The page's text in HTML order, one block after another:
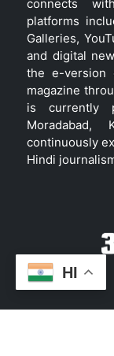
HI
connects
platforms
Galleries,
and digital
the e-version
magazine
is currently
Moradabad,
continuously
Hindi